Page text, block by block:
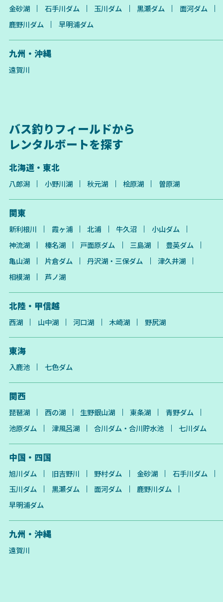
金砂湖
石手川ダム 玉川ダム 黒瀬ダム
面河ダム
鹿野川ダム
早明浦ダム
九州・沖縄
遠賀川
バス釣りフィールドから
レンタルボートを探す
北海道・東北
八郎潟 小野川湖 秋元湖 桧原湖 曽原湖
関東
新利根川 霞ヶ浦 北浦 牛久沼
小山ダム
神流湖
榛名湖 戸面原ダム 三島湖
豊英ダム
亀山湖
片倉ダム 丹沢湖・三保ダム
津久井湖
相模湖
芦ノ湖
北陸・甲信越
西湖 山中湖 河口湖 木崎湖 野尻湖
東海
入鹿池 七色ダム
関西
琵琶湖 西の湖 生野銀山湖 東条湖
青野ダム
池原ダム
津風呂湖 合川ダム・合川貯水池 七川ダム
中国・四国
旭川ダム 旧吉野川 野村ダム 金砂湖
石手川ダム
玉川ダム
黒瀬ダム 面河ダム
鹿野川ダム
早明浦ダム
九州・沖縄
遠賀川